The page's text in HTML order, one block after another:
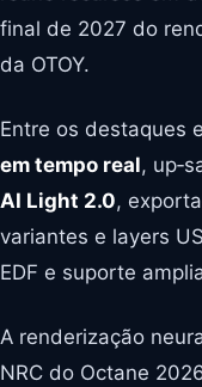
final de 2027 do
da OTOY.
Entre os destaques
em tempo real,
AI Light 2.0,
variantes e layers
EDF e suporte
A renderização
NRC do Octane